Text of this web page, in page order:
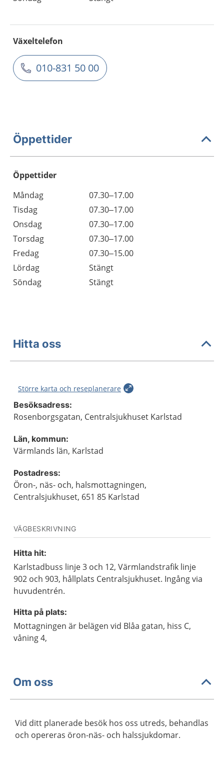
Växeltelefon
010-831 50 00
Öppettider
Öppettider
Dag
Öppettider
Kommentarer
Måndag
07.30–17.00
Tisdag
07.30–17.00
Onsdag
07.30–17.00
Torsdag
07.30–17.00
Fredag
07.30–15.00
Lördag
Stängt
Söndag
Stängt
Hitta oss
Större karta och reseplanerare
Besöksadress:
Rosenborgsgatan, Centralsjukhuset Karlstad
Län, kommun:
Värmlands län, Karlstad
Postadress:
Öron-, näs- och, halsmottagningen,
Centralsjukhuset, 651 85 Karlstad
VÄGBESKRIVNING
Hitta hit:
Karlstadbuss linje 3 och 12, Värmlandstrafik linje
902 och 903, hållplats Centralsjukhuset. Ingång via
huvudentrén.
Hitta på plats:
Mottagningen är belägen vid Blåa gatan, hiss C,
våning 4,
Om oss
Vid ditt planerade besök hos oss utreds, behandlas
och opereras öron-näs- och halssjukdomar.